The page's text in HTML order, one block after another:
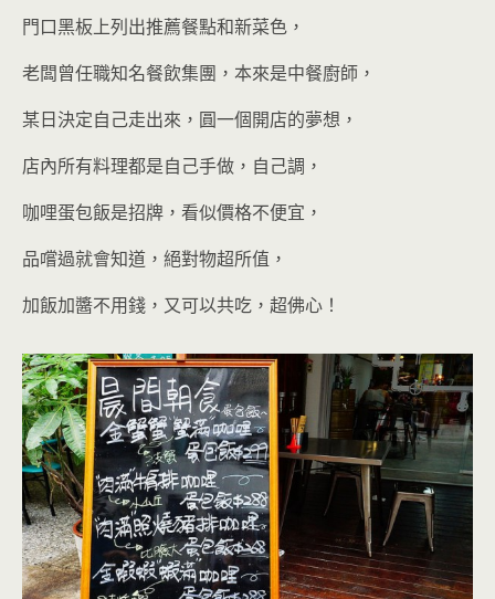
門口黑板上列出推薦餐點和新菜色，
老闆曾任職知名餐飲集團，本來是中餐廚師，
某日決定自己走出來，圓一個開店的夢想，
店內所有料理都是自己手做，自己調，
咖哩蛋包飯是招牌，看似價格不便宜，
品嚐過就會知道，絕對物超所值，
加飯加醬不用錢，又可以共吃 ，超佛心！